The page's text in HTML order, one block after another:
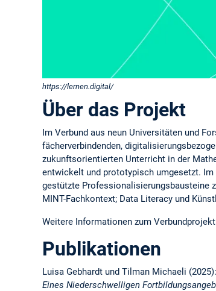
https://lernen.digital/
Über das Projekt
Im Verbund aus neun Universitäten und
fächerverbindenden,
zukunftsorientierten Unterricht in der
entwickelt und prototypisch umgesetzt.
gestützte Professionalisierungsbausteine
MINT-Fachkontext; Data Literacy und
Weitere Informationen zum
Publikationen
Luisa Gebhardt und Tilman Michaeli (2025):
Eines Niederschwelligen